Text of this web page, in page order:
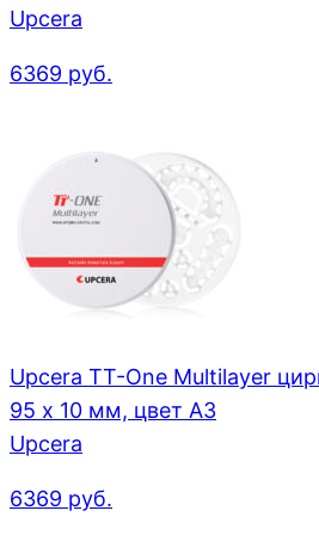
Upcera
6369 руб.
Upcera TT-One Multilayer
95 x 10 мм, цвет A3
Upcera
6369 руб.